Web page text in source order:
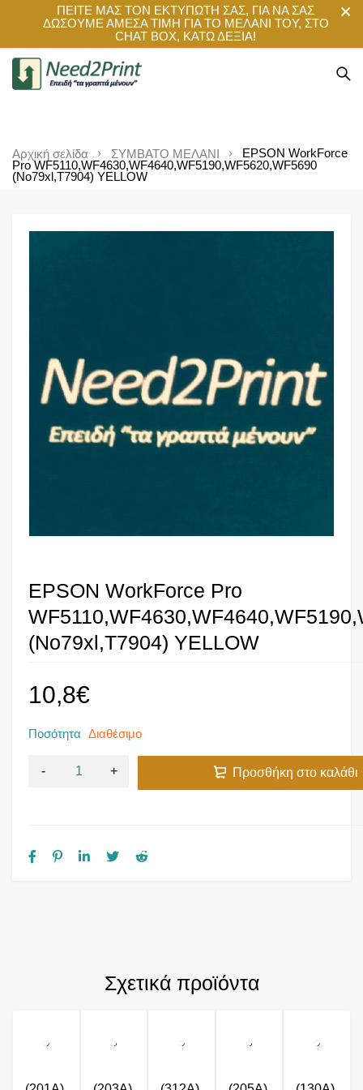
ΠΕΙΤΕ ΜΑΣ ΤΟΝ ΕΚΤΥΠΩΤΗ ΣΑΣ, ΓΙΑ ΝΑ ΣΑΣ
ΔΩΣΟΥΜΕ ΑΜΕΣΑ ΤΙΜΗ ΓΙΑ ΤΟ ΜΕΛΑΝΙ ΤΟΥ, ΣΤΟ
CHAT BOX, ΚΑΤΩ ΔΕΞΙΑ!
Αρχική σελίδα ΣΥΜΒΑΤΟ ΜΕΛΑΝΙ
EPSON WorkForce
Pro WF5110,WF4630,WF4640,WF5190,WF5620,WF5690
(No79xl,Τ7904) YELLOW
EPSON WorkForce Pro
(No79xl,Τ7904) YELLOW
10,8€
Ποσότητα Διαθέσιμο
Προσθήκη στο καλάθι
Σχετικά προϊόντα